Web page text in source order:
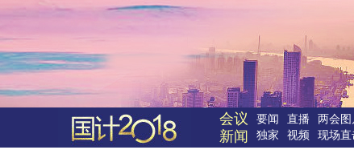
会议
新闻
要闻 直播 两会图
独家
视频 现场直